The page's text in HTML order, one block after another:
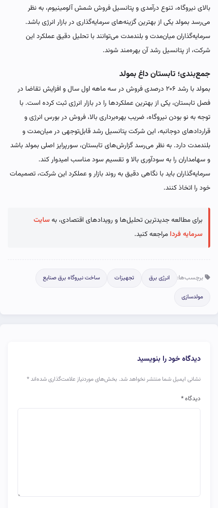
بالای نیروگاه، تنوع درآمدی و پتانسیل فروش شمش آلومینیوم، به نظر
می‌رسد بمولد یکی از بهترین گزینه‌های سرمایه‌گذاری در بازار انرژی باشد.
سرمایه‌گذاران میان‌مدت و بلندمدت می‌توانند با تحلیل دقیق عملکرد این
شرکت، از پتانسیل رشد آن بهره‌مند شوند.
جمع‌بندی؛ تابستان داغ بمولد
بمولد با رشد ۲۰۶ درصدی فروش در سه ماهه اول سال و افزایش تقاضا در
فصل تابستان، یکی از بهترین عملکردها را در بازار انرژی ثبت کرده است. با
توجه به نو بودن نیروگاه، ضریب بهره‌برداری بالا، فروش در بورس انرژی و
قراردادهای دوجانبه، این شرکت پتانسیل رشد قابل‌توجهی در میان‌مدت و
بلندمدت دارد. به نظر می‌رسد گزارش‌های تابستان، سورپرایز اصلی بمولد باشد
و سهامداران را به سودآوری بالا و تقسیم سود مناسب امیدوار کند.
سرمایه‌گذاران باید با نگاهی دقیق به روند بازار و عملکرد این شرکت، تصمیمات
خود را اتخاذ کنند.
برای مطالعه جدیدترین تحلیل‌ها و رویدادهای اقتصادی، بهسایت
سرمایه فردا مراجعه کنید.
برچسب‌ها: انرژی برق تجهیزات ساخت نیروگاه برق صنایع
مولدسازی
دیدگاه خود را بنویسید
نشانی ایمیل شما منتشر نخواهد شد. بخش‌های موردنیاز علامت‌گذاری شده‌اند*
دیدگاه*